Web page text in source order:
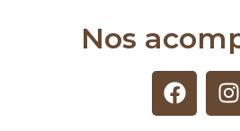
Nos